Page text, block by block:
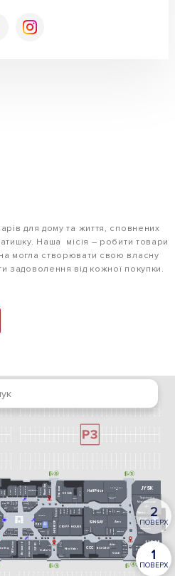
для дому та життя, сповнених
Наша місія – робити товари
могла створювати свою власну
задоволення від кожної покупки.